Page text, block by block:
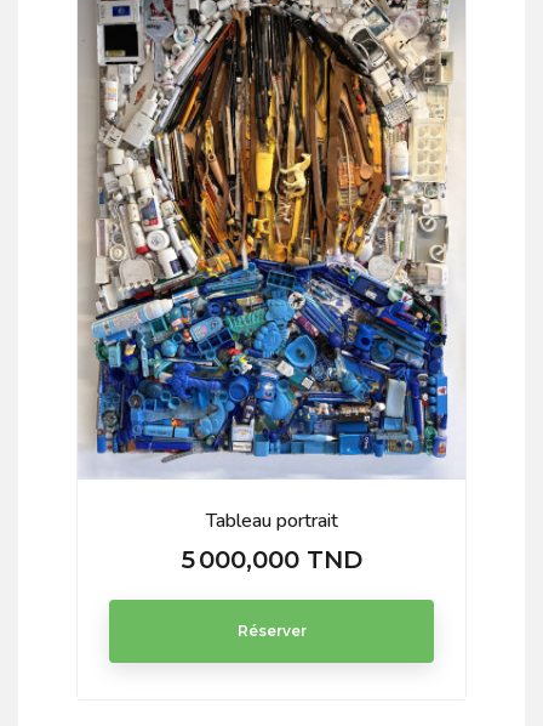
Tableau portrait
Prix
5 000,000 TND
Réserver